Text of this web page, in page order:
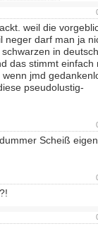
weil die
neger darf man ja
in
das stimmt einfach
jmd
pseudolustig-
Scheiß